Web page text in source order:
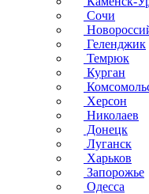
Сочи
Геленджик
Темрюк
Курган
Херсон
Николаев
Донецк
Луганск
Харьков
Запорожье
Одесса